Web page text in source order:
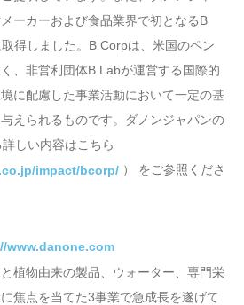
ーカーおよび食品業界で初となるB
得しました。B Corpは、米国のペン
、非営利団体B Labが運営する国際的
に配慮した事業活動において一定の基
えられるものです。ダノンジャパンの
しい内容はこちら
impact/bcorp/ ） をご参照くださ
www.danone.com
植物由来の製品、ウォーター、専門栄
焦点を当てた3事業で急成長を遂げて